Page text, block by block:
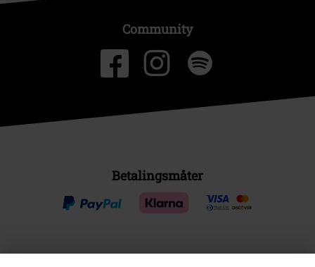
Community
Betalingsmåter